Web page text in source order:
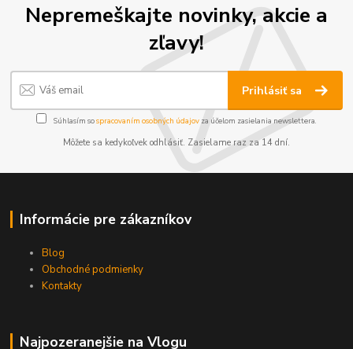
Nepremeškajte novinky, akcie a
zľavy!
Prihlásiť sa
Súhlasím sospracovaním osobných údajov za účelom zasielania newslettera.
Môžete sa kedykoľvek odhlásiť. Zasielame raz za 14 dní.
Informácie pre zákazníkov
Blog
Obchodné podmienky
Kontakty
Najpozeranejšie na Vlogu